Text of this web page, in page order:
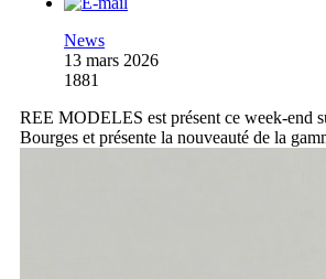
News
13 mars 2026
1881
REE MODELES est présent ce week-end
Bourges et présente la nouveauté de la